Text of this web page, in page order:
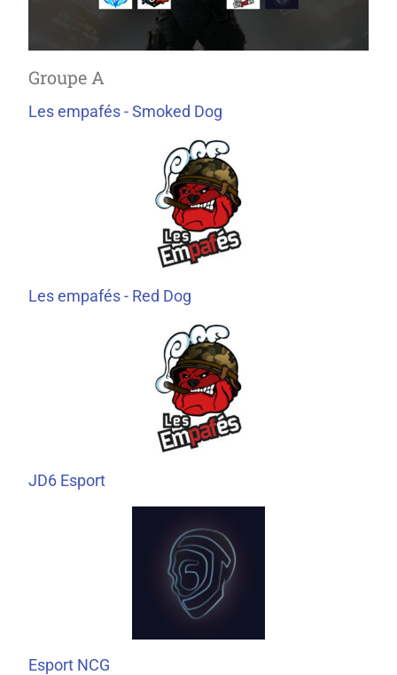
Groupe A
Les empafés - Smoked Dog
Les empafés - Red Dog
JD6 Esport
Esport NCG